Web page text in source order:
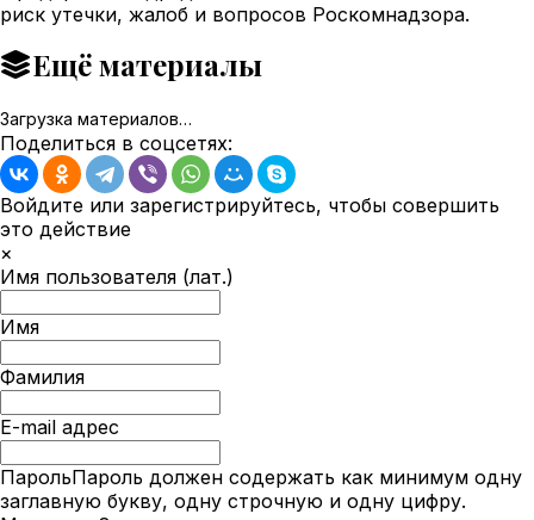
риск утечки, жалоб и вопросов Роскомнадзора.
Ещё материалы
Загрузка материалов…
Поделиться в соцсетях:
Войдите или зарегистрируйтесь, чтобы совершить
это действие
×
Имя пользователя (лат.)
Имя
Фамилия
E-mail адрес
ПарольПароль должен содержать как минимум одну
заглавную букву, одну строчную и одну цифру.